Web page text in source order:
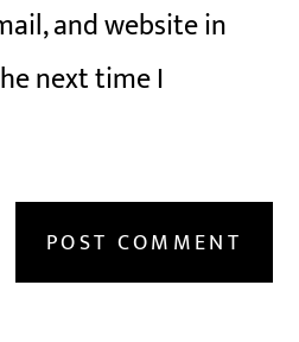
and website in
next time I